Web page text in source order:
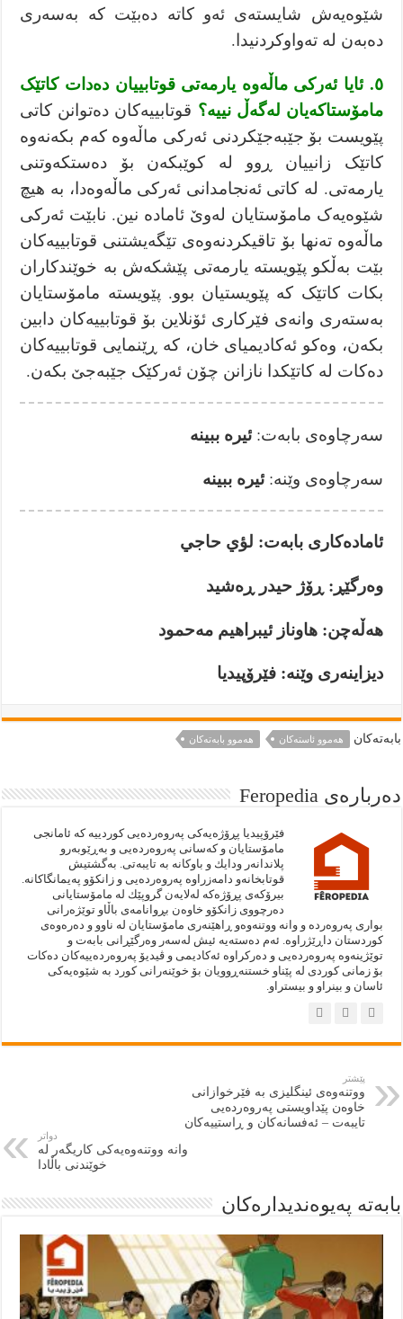
شێوەیەش شایستەی ئەو كاتە دەبێت کە بەسەری
دەبەن لە تەواوكردنیدا.
٥. ئایا ئەرکی ماڵەوە یارمەتی قوتابییان دەدات کاتێک
مامۆستاکەیان لەگەڵ نییە؟ قوتابییەكان دەتوانن کاتی
پێویست بۆ جێبەجێکردنی ئەرکی ماڵەوە کەم بکەنەوە
کاتێک زانییان ڕوو لە کوێبکەن بۆ دەستکەوتنی
یارمەتی. لە کاتی ئەنجامدانی ئەركی ماڵەوەدا، بە هیچ
شێوەیەک مامۆستایان لەوێ ئامادە نین. نابێت ئەركی
ماڵەوە تەنها بۆ تاقیكردنەوەی تێگەیشتنی قوتابییەكان
بێت بەڵكو پێویستە یارمەتی پێشکەش بە خوێندکاران
بکات کاتێک کە پێویستیان بوو. پێویستە مامۆستایان
بەستەری وانەی فێرکاری ئۆنلاین بۆ قوتابییەکان دابین
بکەن، وەکو ئەكادیمیای خان، كە ڕێنمایی قوتابییەکان
دەکات لە کاتێکدا نازانن چۆن ئەرکێک جێبەجێ بکەن.
سەرچاوەی بابەت:ئيره ببينه
سەرچاوەی وێنە:ئيره ببينه
ئامادەکاری بابەت: لؤي حاجي
وەرگێڕ: ڕۆژ حیدر ڕەشید
هەڵەچن: هاوناز ئیبراهیم مەحمود
دیزاینەری وێنە: فێرۆپيديا
بابەتەكان هەموو ئاستەکان هەموو بابەتەكان
دەربارەى Feropedia
فێرۆپيديا پڕۆژەيەكى په‌روه‌رده‌يى كوردييە كە ئامانجى
مامۆستايان و كەسانى پەروەردەيى و بەڕێوبەرو
پلاندانەر ودايك و باوكانە بە تايبەتى. به‌گشتيش
قوتابخانەو دامەزراوە پەروەردەيى و زانكۆو پەيمانگاكانە.
بيرۆكەى پڕۆژەكە لەلايەن گروپێك لە مامۆستايانى
دەرچووى زانكۆو خاوەن بڕوانامەى باڵاو توێژەرانى
بوارى پەروەردە و وانە ووتنەوەو ڕاهێنەرى مامۆستايان لە ناوو و دەرەوەى
كوردستان داڕێژراوە. ئەم دەستەيه‌ ئيش لەسەر وەرگێڕانى بابەت و
توێژينەوە پەروەردەيى و دەركراوە ئەكاديمى و ڤيديۆ پەروەردەييەكان دەكات
بۆ زمانى كوردى لە پێناو خستنەڕوويان بۆ خوێنەرانى كورد بە شێوەيەكى
ئاسان و بينراو و بيستراو.
پێشتر
ووتنەوەی ئینگلیزی بە فێرخوازانی
خاوەن پێداویستی پەروەردەیی
تایبەت – ئەفسانەکان و ڕاستییەکان
دواتر
وانە ووتنەوەیەکی کاریگەر لە
خوێندنی باڵادا
بابەتە پەيوەنديدارەكان